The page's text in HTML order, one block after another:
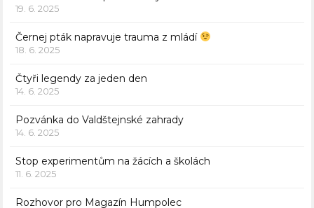
19. 6. 2025
Černej pták napravuje trauma z mládí
18. 6. 2025
Čtyři legendy za jeden den
14. 6. 2025
Pozvánka do Valdštejnské zahrady
14. 6. 2025
Stop experimentům na žácích a školách
11. 6. 2025
Rozhovor pro Magazín Humpolec